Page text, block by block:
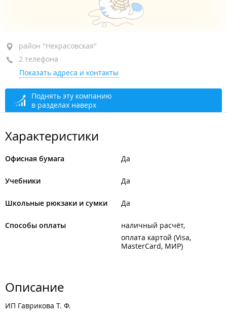
район "Некрасовская", пр-т Красного Знамени, 59
1-й этаж
+7 (423) 271-52-58
+7 914 791-52-58
открыто: 10:00–19:00
район "Некрасовская"
2 телефона
Показать адреса и контакты
Поднять эту компанию
в разделах наверх
Характеристики
Офисная бумага Да
Учебники Да
Школьные рюкзаки и сумки Да
Способы оплаты
наличный расчёт
оплата картой (Visa,
MasterCard, МИР)
Описание
ИП Гаврикова Т. Ф.